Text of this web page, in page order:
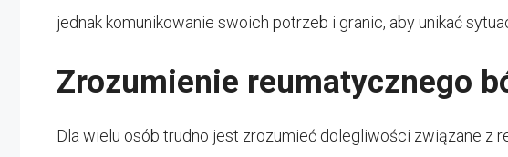
jednak komunikowanie swoich potrzeb i granic, aby unikać
Zrozumienie reumatycznego
Dla wielu osób trudno jest zrozumieć dolegliwości związane z